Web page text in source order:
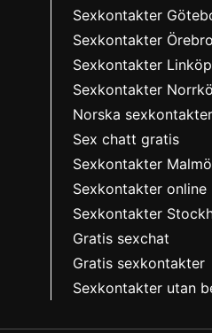
Sexkontakter
Sexkontakter Örebro
Sexkontakter
Sexkontakter
Norska sexkontakter
Sex chatt gratis
Sexkontakter Malmö
Sexkontakter online
Sexkontakter
Gratis sexchat
Gratis sexkontakter
Sexkontakter utan